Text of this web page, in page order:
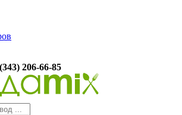
206-66-85